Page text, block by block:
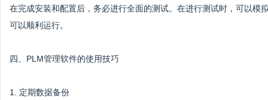
在完成安装和配置后，务必进行全面的测试。在进行测试时，可以模
可以顺利运行。
四、PLM管理软件的使用技巧
1. 定期数据备份